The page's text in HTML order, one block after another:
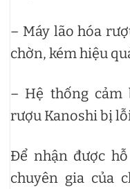
– Máy lão hóa
chờn, kém hiệu
– Hệ thống
rượu Kanoshi bị
Để nhận được
chuyên gia của